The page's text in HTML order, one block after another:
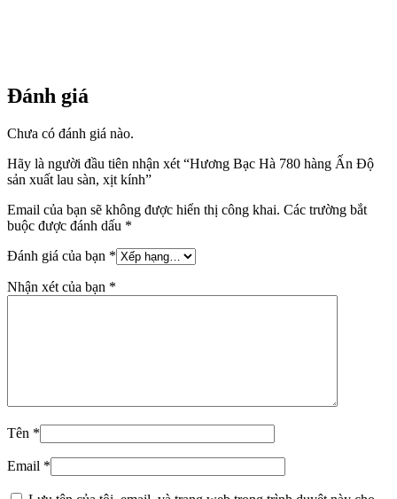
Đánh giá
Chưa có đánh giá nào.
Hãy là người đầu tiên nhận xét “Hương Bạc Hà 780 hàng Ấn Độ
sản xuất lau sàn, xịt kính”
Email của bạn sẽ không được hiển thị công khai. Các trường bắt
buộc được đánh dấu *
Đánh giá của bạn *
Nhận xét của bạn *
Tên *
Email *